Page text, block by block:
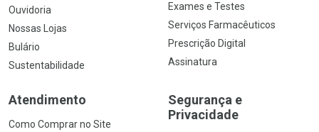
Ouvidoria
Nossas Lojas
Bulário
Sustentabilidade
Exames e Testes
Serviços Farmacêuticos
Prescrição Digital
Assinatura
Atendimento
Como Comprar no Site
Segurança e
Privacidade